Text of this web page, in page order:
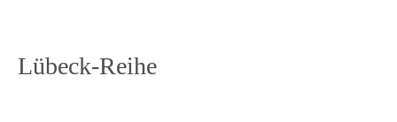
Lübeck-Reihe